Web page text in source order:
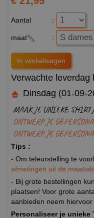
Aantal :
maat :
Verwachte leverdag
Dinsdag (01-09-
MAAK JE UNIEKE
ONTWERP JE
ONTWERP JE
Tips :
- Om teleurstelling te
afmetingen uit de
- Bij grote bestellingen
plaatsen! Voor grote
aanbieden neem hiervoor
Personaliseer je unieke